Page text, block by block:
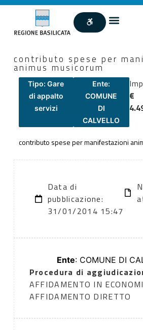
contributo spese per
animus musicorum
Tipo: Gare
di appalto
servizi
Ente:
COMUNE
DI
CALVELLO
€
contributo spese per manifestazioni
Data di
pubblicazione:
31/01/2014 15:47
Ente: COMUNE DI
Procedura di
AFFIDAMENTO IN
AFFIDAMENTO DIRETTO